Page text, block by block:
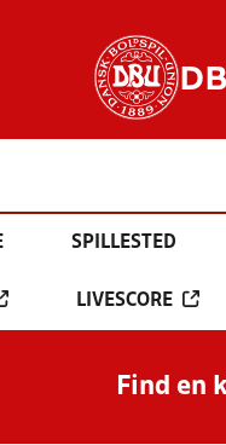
SPILLESTED
LIVESCORE
Find en